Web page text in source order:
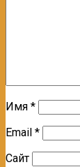
Имя *
Email *
Сайт